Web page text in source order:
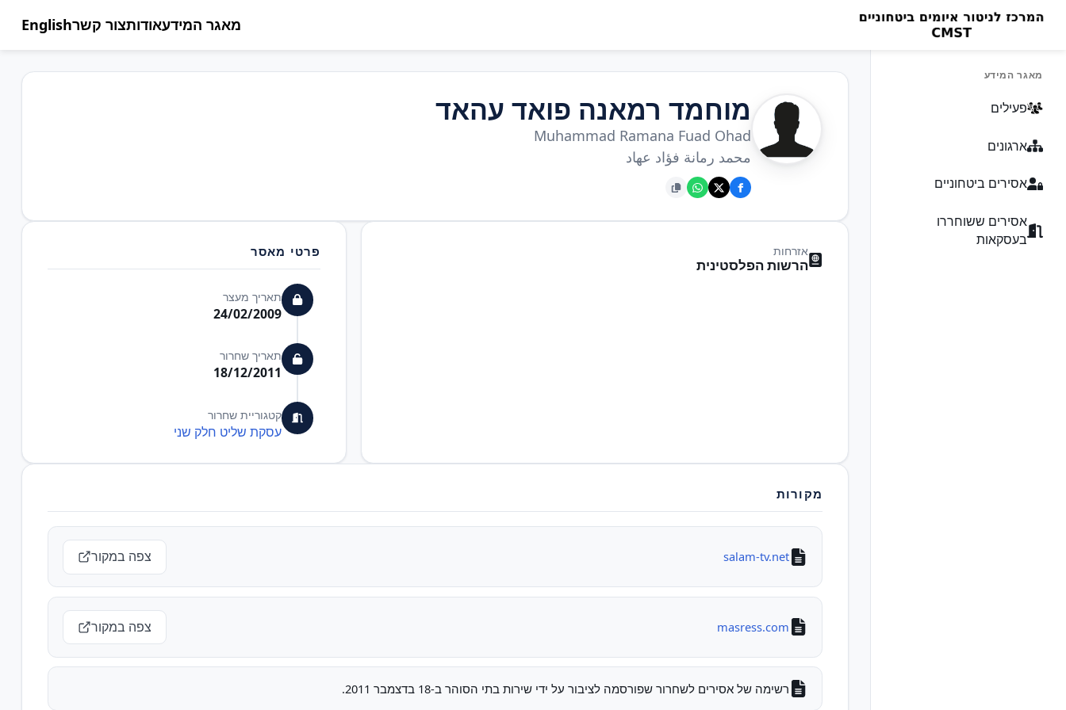
מאגר המידעאודותצור קשרEnglish
מאגר המידע
פעילים
ארגונים
אסירים ביטחוניים
אסירים ששוחררו
בעסקאות
מוחמד רמאנה פואד עהאד
Muhammad Ramana Fuad Ohad
محمد رمانة فؤاد عهاد
אזרחות
הרשות הפלסטינית
פרטי מאסר
תאריך מעצר
24/02/2009
תאריך שחרור
18/12/2011
קטגוריית שחרור
עסקת שליט חלק שני
מקורות
salam-tv.net צפה במקור
masress.com צפה במקור
רשימה של אסירים לשחרור שפורסמה לציבור על ידי שירות בתי הסוהר ב-18 בדצמבר 2011.